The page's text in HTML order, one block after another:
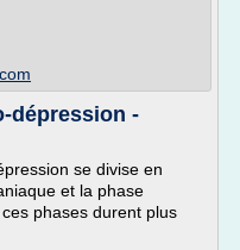
dépression -
se divise en
et la phase
phases durent plus